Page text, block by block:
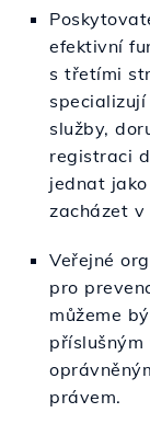
efektivní
s třetími
služby,
registraci
jednat
zacházet v
Veřejné
pro
můžeme
příslušným
právem.